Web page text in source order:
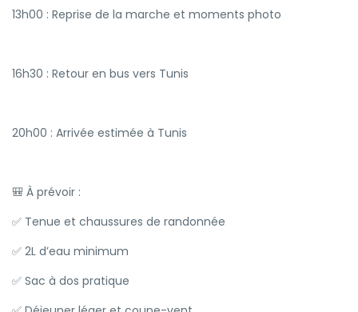
13h00 : Reprise de la marche et moments photo
16h30 : Retour en bus vers Tunis
20h00 : Arrivée estimée à Tunis
🎒 À prévoir :
✅ Tenue et chaussures de randonnée
✅ 2L d’eau minimum
✅ Sac à dos pratique